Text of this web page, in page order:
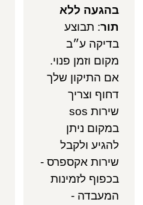
בהגעה ללא
תור: תבוצע
בדיקה ע״ב
מקום וזמן פנוי.
אם התיקון שלך
דחוף וצריך
שירות sos
במקום ניתן
להגיע ולקבל
שירות אקספרס -
בכפוף לזמינות
המעבדה -